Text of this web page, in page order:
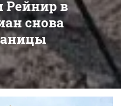
Рейнир в
снова